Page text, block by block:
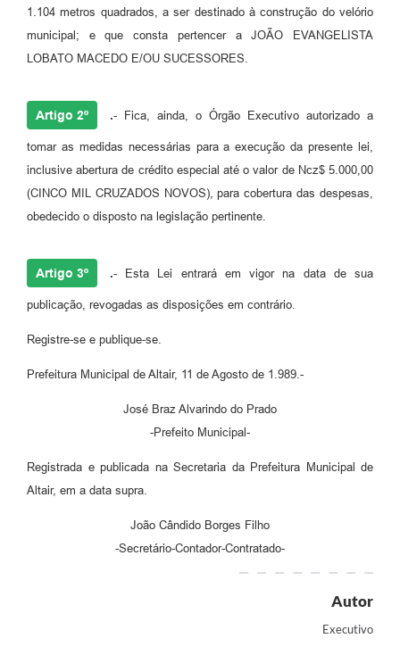
1.104 metros quadrados, a ser destinado à construção do velório
municipal; e que consta pertencer a JOÃO EVANGELISTA
LOBATO MACEDO E/OU SUCESSORES.
Artigo 2º .- Fica, ainda, o Órgão Executivo autorizado a
tomar as medidas necessárias para a execução da presente lei,
inclusive abertura de crédito especial até o valor de Ncz$ 5.000,00
(CINCO MIL CRUZADOS NOVOS), para cobertura das despesas,
obedecido o disposto na legislação pertinente.
Artigo 3º .- Esta Lei entrará em vigor na data de sua
publicação, revogadas as disposições em contrário.
Registre-se e publique-se.
Prefeitura Municipal de Altair, 11 de Agosto de 1.989.-
José Braz Alvarindo do Prado
-Prefeito Municipal-
Registrada e publicada na Secretaria da Prefeitura Municipal de
Altair, em a data supra.
João Cândido Borges Filho
-Secretário-Contador-Contratado-
Autor
Executivo